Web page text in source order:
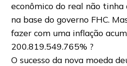
econômico do real não
na base do governo FHC.
fazer com uma inflação
200.819.549.765% ?
O sucesso da nova moeda